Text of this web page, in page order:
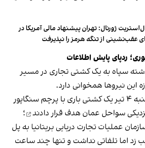
ژورنال: تهران پیشنهاد مالی آمریکا در
عقب‌نشینی از تنگه هرمز را نپذیرفت
ردپای پایش اطلاعات
سپاه به یک کشتی تجاری در مسیر
این نیروها همخوانی دارد.
نیروهای سپاه پنجشنبه ۴ تیر یک کشتی باری با پرچم سنگاپور
سواحل عمان هدف قرار دادند
؛
عملیات تجارت دریایی بریتانیا به پل
زد اما تلفاتی نداشت و تنها چند ساعت